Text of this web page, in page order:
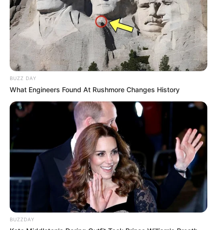
BUZZ DAY
What Engineers Found At Rushmore Changes History
BUZZDAY